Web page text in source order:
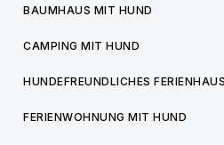
BAUMHAUS MIT HUND
CAMPING MIT HUND
HUNDEFREUNDLICHES FERIENHAUS
FERIENWOHNUNG MIT HUND